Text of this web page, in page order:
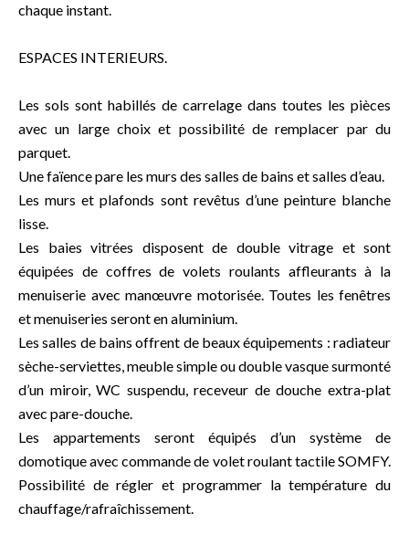
chaque instant.
ESPACES INTERIEURS.
Les sols sont habillés de carrelage dans toutes les pièces
avec un large choix et possibilité de remplacer par du
parquet.
Une faïence pare les murs des salles de bains et salles d’eau.
Les murs et plafonds sont revêtus d’une peinture blanche
lisse.
Les baies vitrées disposent de double vitrage et sont
équipées de coffres de volets roulants affleurants à la
menuiserie avec manœuvre motorisée. Toutes les fenêtres
et menuiseries seront en aluminium.
Les salles de bains offrent de beaux équipements : radiateur
sèche-serviettes, meuble simple ou double vasque surmonté
d’un miroir, WC suspendu, receveur de douche extra-plat
avec pare-douche.
Les appartements seront équipés d’un système de
domotique avec commande de volet roulant tactile SOMFY.
Possibilité de régler et programmer la température du
chauffage/rafraîchissement.